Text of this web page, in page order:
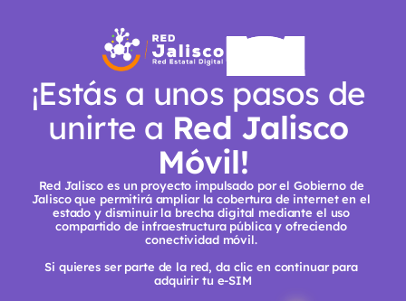
¡Estás a unos pasos de
unirte a Red Jalisco
Móvil!
Red Jalisco es un proyecto impulsado por el Gobierno de
Jalisco que permitirá ampliar la cobertura de internet en el
estado y disminuir la brecha digital mediante el uso
compartido de infraestructura pública y ofreciendo
conectividad móvil.
Si quieres ser parte de la red, da clic en continuar para
adquirir tu e-SIM